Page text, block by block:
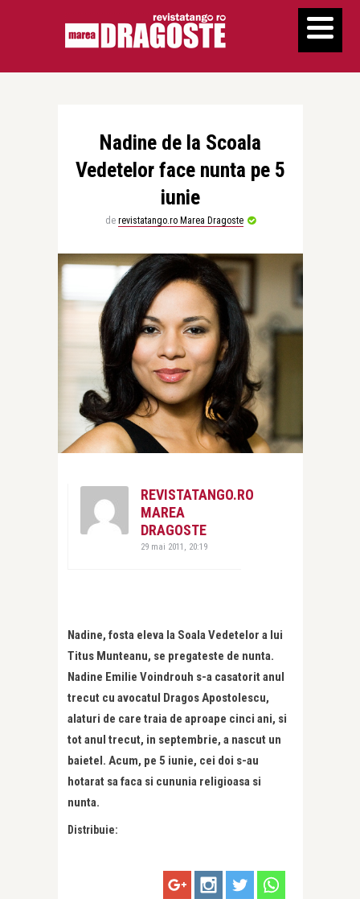
Nadine de la Scoala
Vedetelor face nunta pe 5
iunie
de revistatango.ro Marea Dragoste
REVISTATANGO.RO
MAREA
DRAGOSTE
29 mai 2011, 20:19
Nadine, fosta eleva la Soala Vedetelor a lui
Titus Munteanu, se pregateste de nunta.
Nadine Emilie Voindrouh s-a casatorit anul
trecut cu avocatul Dragos Apostolescu,
alaturi de care traia de aproape cinci ani, si
tot anul trecut, in septembrie, a nascut un
baietel. Acum, pe 5 iunie, cei doi s-au
hotarat sa faca si cununia religioasa si
nunta.
Distribuie: